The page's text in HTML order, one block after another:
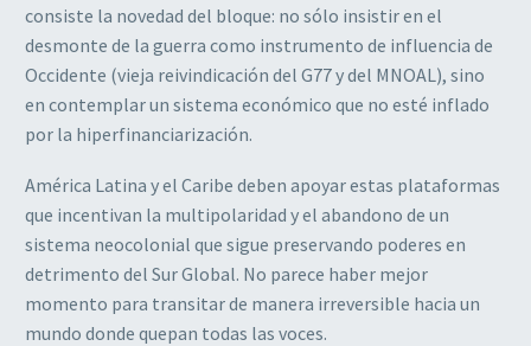
consiste la novedad del bloque: no sólo insistir en el
desmonte de la guerra como instrumento de influencia de
Occidente (vieja reivindicación del G77 y del MNOAL), sino
en contemplar un sistema económico que no esté inflado
por la hiperfinanciarización.
América Latina y el Caribe deben apoyar estas plataformas
que incentivan la multipolaridad y el abandono de un
sistema neocolonial que sigue preservando poderes en
detrimento del Sur Global. No parece haber mejor
momento para transitar de manera irreversible hacia un
mundo donde quepan todas las voces.